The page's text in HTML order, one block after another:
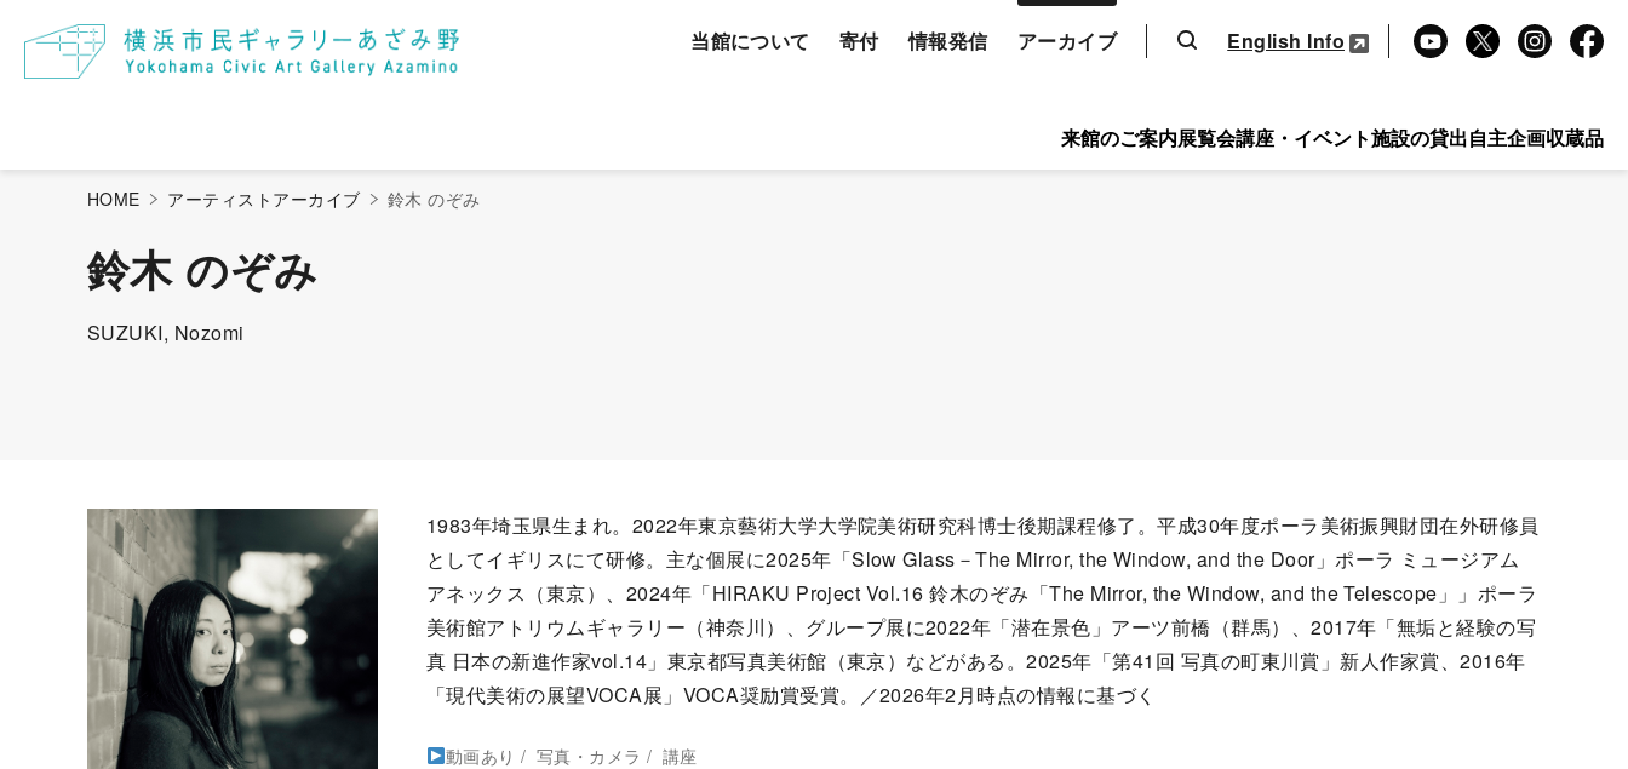
当館について 寄付 情報発信 アーカイブ
検索
English Info
Yo
e
X
Ins
m
Fa
ok
来館のご案内展覧会講座・イベント施設の貸出自主企画収蔵品
HOME アーティストアーカイブ 鈴木 のぞみ
鈴木 のぞみ
SUZUKI, Nozomi
1983年埼玉県生まれ。2022年東京藝術大学大学院美術研究科博士後期課程修了。平成30年度ポーラ美術振興財団在外研修員
としてイギリスにて研修。主な個展に2025年「Slow Glass－The Mirror, the Window, and the Door」ポーラ ミュージアム
アネックス（東京）、2024年「HIRAKU Project Vol.16 鈴木のぞみ「The Mirror, the Window, and the Telescope」」ポーラ
美術館アトリウムギャラリー（神奈川）、グループ展に2022年「潜在景色」アーツ前橋（群馬）、2017年「無垢と経験の写
真 日本の新進作家vol.14」東京都写真美術館（東京）などがある。2025年「第41回 写真の町東川賞」新人作家賞、2016年
「現代美術の展望VOCA展」VOCA奨励賞受賞。／2026年2月時点の情報に基づく
動画あり 写真・カメラ 講座